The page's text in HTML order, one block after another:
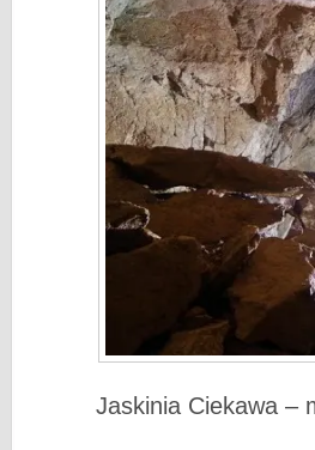
Jaskinia Ciekawa –